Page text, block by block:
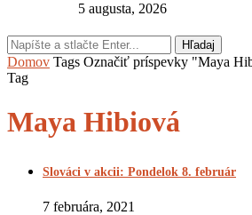
5 augusta, 2026
Hľadaj
Domov Tags Označiť príspevky "Maya
Tag
Maya Hibiová
Slováci v akcii: Pondelok 8. február
7 februára, 2021